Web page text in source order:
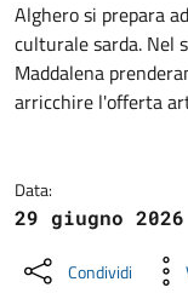
Dettagli
Alghero si prepara
culturale sarda. Nel
Maddalena
arricchire l'offerta
Data:
29 giugno 2026
Condividi